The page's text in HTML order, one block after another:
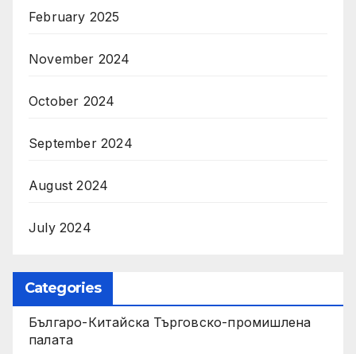
February 2025
November 2024
October 2024
September 2024
August 2024
July 2024
Categories
Българо-Китайска Търговско-промишлена
палaта